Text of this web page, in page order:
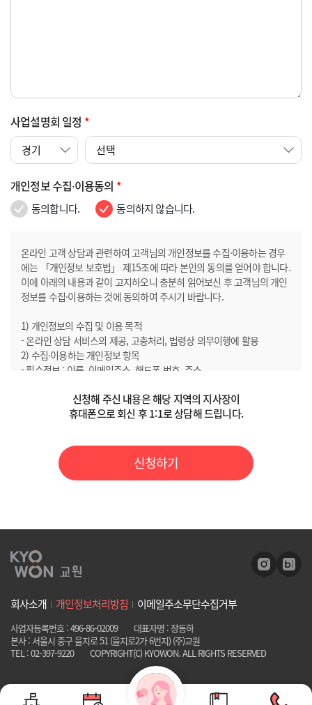
사업설명회 일정 *
개인정보 수집∙이용동의 *
동의합니다. 동의하지 않습니다.
온라인 고객 상담과 관련하여 고객님의 개인정보를 수집·이용하는 경우
에는 「개인정보 보호법」 제15조에 따라 본인의 동의를 얻어야 합니다.
이에 아래의 내용과 같이 고지하오니 충분히 읽어보신 후 고객님의 개인
정보를 수집·이용하는 것에 동의하여 주시기 바랍니다.
1) 개인정보의 수집 및 이용 목적
- 온라인 상담 서비스의 제공, 고충처리, 법령상 의무이행에 활용
2) 수집·이용하는 개인정보 항목
- 필수정보 : 이름, 이메일주소, 핸드폰 번호, 주소
- 온라인 상담 신청일로부터 1개월까지
4) 거부권 및 거부 시 불이익
로, 동의하지 않으실 경우 상담 신청이 불가함을 알려드립니다.
위 개인정보 중 필수적 정보의 수집/이용에 관한 동의는 온라인 상담 제
신청해 주신 내용은 해당 지역의 지사장이
휴대폰으로 회신 후 1:1로 상담해 드립니다.
신청하기
회사소개 개인정보처리방침 이메일주소무단수집거부
사업자등록번호 : 496-86-02009
대표자명 : 장동하
본사 : 서울시 중구 을지로 51 (을지로2가 6번지) (주)교원
TEL : 02-397-9220
COPYRIGHT(C) KYOWON. ALL RIGHTS RESERVED